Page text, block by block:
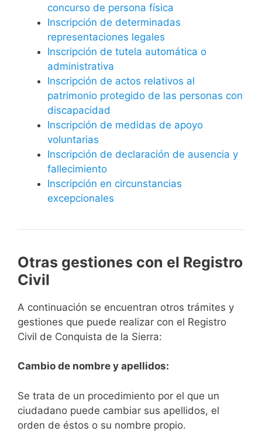
concurso de persona física
Inscripción de determinadas
representaciones legales
Inscripción de tutela automática o
administrativa
Inscripción de actos relativos al
patrimonio protegido de las personas con
discapacidad
Inscripción de medidas de apoyo
voluntarias
Inscripción de declaración de ausencia y
fallecimiento
Inscripción en circunstancias
excepcionales
Otras gestiones con el Registro
Civil
A continuación se encuentran otros trámites y
gestiones que puede realizar con el Registro
Civil de Conquista de la Sierra:
Cambio de nombre y apellidos:
Se trata de un procedimiento por el que un
ciudadano puede cambiar sus apellidos, el
orden de éstos o su nombre propio.